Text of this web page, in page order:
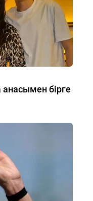
бірге